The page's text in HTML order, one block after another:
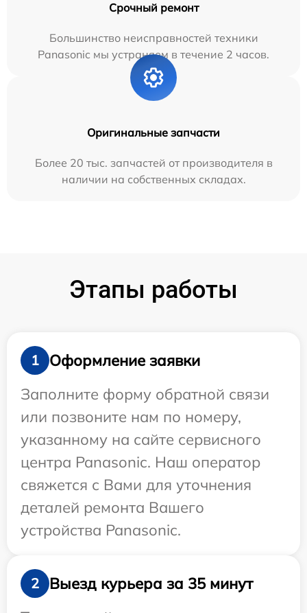
Срочный ремонт
Большинство неисправностей техники
Panasonic мы устраняем в течение 2 часов.
Оригинальные запчасти
Более 20 тыс. запчастей от производителя в
наличии на собственных складах.
Этапы работы
1
Оформление заявки
Заполните форму обратной связи
или позвоните нам по номеру,
указанному на сайте сервисного
центра Panasonic. Наш оператор
свяжется с Вами для уточнения
деталей ремонта Вашего
устройства Panasonic.
2
Выезд курьера за 35 минут